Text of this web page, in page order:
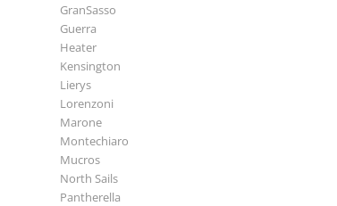
GranSasso
Guerra
Heater
Kensington
Lierys
Lorenzoni
Marone
Montechiaro
Mucros
North Sails
Pantherella